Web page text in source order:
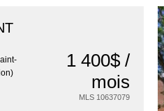
1 400$ /
mois
MLS 10637079